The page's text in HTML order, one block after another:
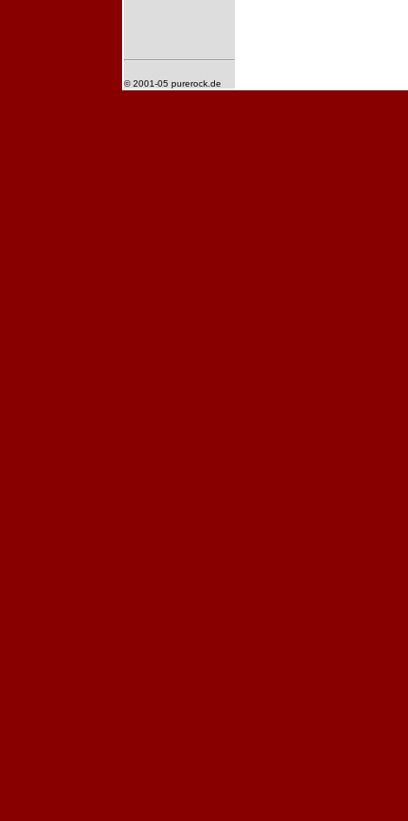
© 2001-05 purerock.de